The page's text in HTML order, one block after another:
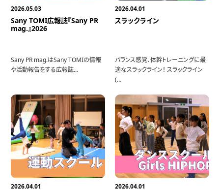
2026.05.03
Sany TOMI広報誌『Sany PR
mag.』2026
Sany PR mag.はSany TOMIの情報
や活動報告をする広報誌…
2026.04.01
スラックライン
バランス感覚、体幹トレーニングに最
適なスラックライン！ スラックライン
(…
2026.04.01 2026.04.01